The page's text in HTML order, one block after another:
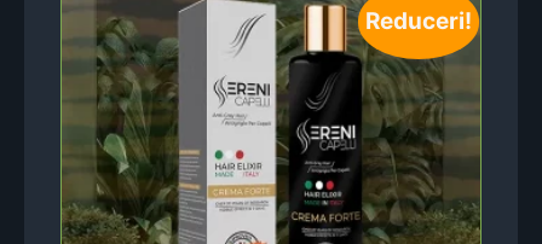
Reduceri!